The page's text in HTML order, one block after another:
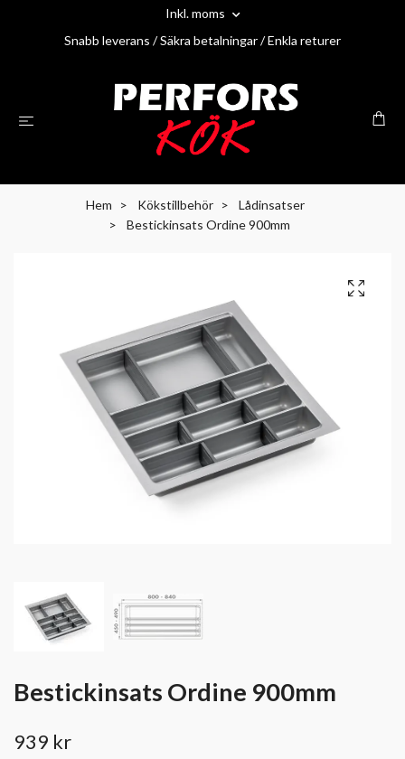
Inkl. moms
Snabb leverans / Säkra betalningar / Enkla returer
Hem Kökstillbehör
Lådinsatser
Bestickinsats Ordine 900mm
Bestickinsats Ordine 900mm
939 kr